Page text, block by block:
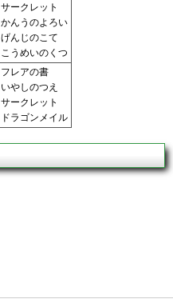
サークレット
かんうのよろい
げんじのこて
こうめいのくつ
フレアの書
いやしのつえ
サークレット
ドラゴンメイル